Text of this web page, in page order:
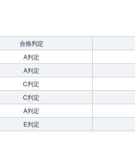
合格判定
A判定
A判定
C判定
C判定
A判定
E判定